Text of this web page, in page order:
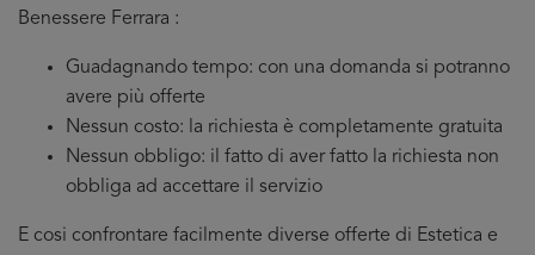
Benessere Ferrara :
Guadagnando tempo: con una domanda si potranno
avere più offerte
Nessun costo: la richiesta è completamente gratuita
Nessun obbligo: il fatto di aver fatto la richiesta non
obbliga ad accettare il servizio
E cosi confrontare facilmente diverse offerte di Estetica e